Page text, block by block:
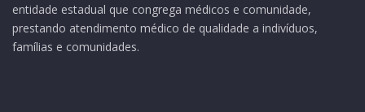
entidade estadual que congrega médicos e comunidade,
prestando atendimento médico de qualidade a indivíduos,
famílias e comunidades.